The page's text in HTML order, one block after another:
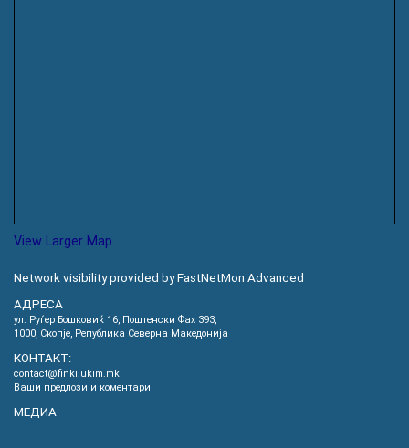
View Larger Map
Network visibility provided by FastNetMon Advanced
АДРЕСА
ул. Руѓер Бошковиќ 16, Пoштенски Фах 393,
1000, Скопје, Република Северна Македонија
КОНТАКТ:
contact@finki.ukim.mk
Ваши предлози и коментари
МЕДИА